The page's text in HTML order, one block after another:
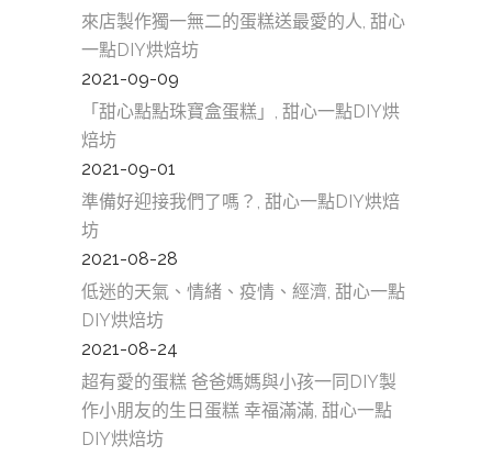
來店製作獨一無二的蛋糕送最愛的人, 甜心
一點DIY烘焙坊
2021-09-09
「甜心點點珠寶盒蛋糕」, 甜心一點DIY烘
焙坊
2021-09-01
準備好迎接我們了嗎？, 甜心一點DIY烘焙
坊
2021-08-28
低迷的天氣、情緒、疫情、經濟, 甜心一點
DIY烘焙坊
2021-08-24
超有愛的蛋糕 爸爸媽媽與小孩一同DIY製
作小朋友的生日蛋糕 幸福滿滿, 甜心一點
DIY烘焙坊